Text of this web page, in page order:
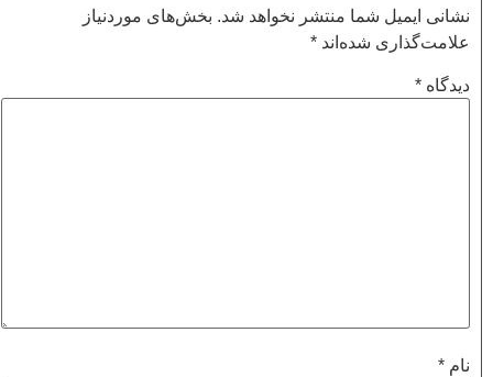
نشانی ایمیل شما منتشر نخواهد شد. بخش‌های موردنیاز
علامت‌گذاری شده‌اند*
دیدگاه*
نام*